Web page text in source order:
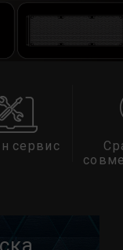
сервис